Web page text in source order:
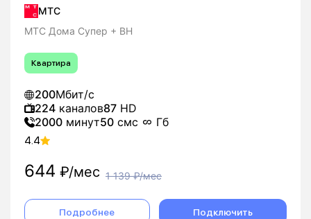
МТС
МТС Дома Супер + ВН
Квартира
200Мбит/с
224 каналов87 HD
2000 минут50 смс Гб
4.4
644 ₽/мес 1 139₽/мес
Подробнее Подключить